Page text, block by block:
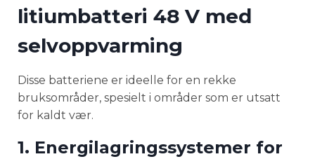
litiumbatteri 48 V med
selvoppvarming
Disse batteriene er ideelle for en rekke
bruksområder, spesielt i områder som er utsatt
for kaldt vær.
1. Energilagringssystemer for